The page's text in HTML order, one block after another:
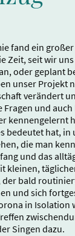
fand ein
Zeit, seit wir
oder geplant
unser Projekt
verändert
Fragen und
kennengelernt
bedeutet hat,
die man
und das
kleinen,
der bald
und sich
in Isolation
Singen dazu.